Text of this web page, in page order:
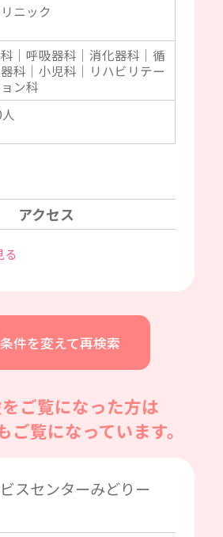
ニック
｜呼吸器科｜消化器科｜循
科｜小児科｜リハビリテー
ン科
アクセス
条件を変えて再検索
ご覧になった方は
ご覧になっています。
スセンターみどりー